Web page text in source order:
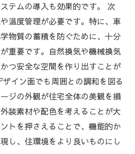
テムの導入も効果的です。 次
温度管理が必要です。特に、車
物質の蓄積を防ぐために、十分
重要です。自然換気や機械換気
つ安全な空間を作り出すことが
イン面でも周囲との調和を図る
ジの外観が住宅全体の美観を損
装素材や配色を考えることが大
トを押さえることで、機能的か
し、住環境をより良いものにし